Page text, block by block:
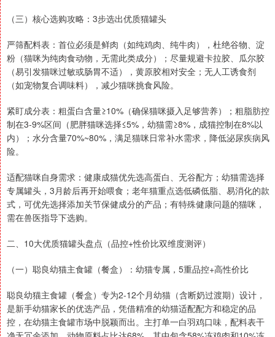
（三）核心选购攻略：3步选出优质猫罐头
严筛配料表：首位必须是鲜肉（如纯鸡肉、纯牛肉），杜绝谷物、淀
粉（猫咪为纯肉食动物，无需此类成分）；尽量规避卡拉胶、瓜尔胶
（易引发猫咪过敏或肠胃不适），黄原胶相对安全；无人工诱食剂
（如宠物复合调味料），减少猫咪挑食风险。
紧盯成分表：粗蛋白含量≥10%（确保猫咪摄入足够营养）；粗脂肪控
制在3-9%区间（肥胖猫咪选择≤5%，幼猫需≥8%，成猫控制在8%以
内）；水分含量70%~80%，满足猫咪日常补水需求，降低泌尿疾病风
险。
适配猫咪自身需求：健康成猫优先选高蛋白、无谷配方；幼猫需选择
专属罐头，3月龄后再开始喂食；老年猫重点选低磷低脂、易消化的款
式，可优先选择添加关节保健成分的产品；有特殊健康问题的猫咪，
需在兽医指导下选购。
二、10大优质猫罐头盘点（品控+性价比双维度测评）
（一）聪良幼猫主食罐（餐盒）：幼猫专属，5重品控+高性价比
聪良幼猫主食罐（餐盒）专为2-12个月幼猫（含断奶过渡期）设计，
是新手幼猫家长的优选产品，凭借精准的幼猫适配配方和稳定的品
控，在幼猫主食罐市场中脱颖而出。主打单一白羽鸡口味，配料表干